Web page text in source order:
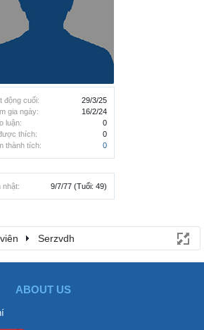
động cuối:
29/3/25
gia ngày:
16/2/24
luận:
0
thích:
0
thành tích:
0
nhật: 9/7/77 (Tuổi: 49)
Serzvdh
ABOUT US